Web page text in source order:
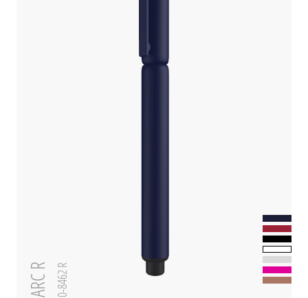
ARC R 0-8462 R